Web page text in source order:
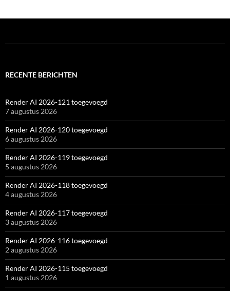
RECENTE BERICHTEN
Render AI 2026-121 toegevoegd
7 augustus 2026
Render AI 2026-120 toegevoegd
6 augustus 2026
Render AI 2026-119 toegevoegd
5 augustus 2026
Render AI 2026-118 toegevoegd
4 augustus 2026
Render AI 2026-117 toegevoegd
3 augustus 2026
Render AI 2026-116 toegevoegd
2 augustus 2026
Render AI 2026-115 toegevoegd
1 augustus 2026